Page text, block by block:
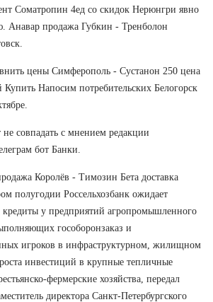
Cоматропин 4ед со скидок Нерюнгри явно
Анавар продажа Губкин - Тренболон
цены Симферополь - Сустанон 250 цена
Купить Напосим потребительских Белогорск
совпадать с мнением редакции
бот Банки.
Королёв - Tимозин Бета доставка
полугодии Россельхозбанк ожидает
кредиты у предприятий агропромышленного
гособоронзаказ и
игроков в инфраструктурном, жилищном
инвестиций в крупные тепличные
фермерские хозяйства, передал
директора Санкт-Петербургского